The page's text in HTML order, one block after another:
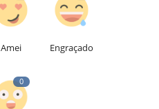
Amei Engraçado
0